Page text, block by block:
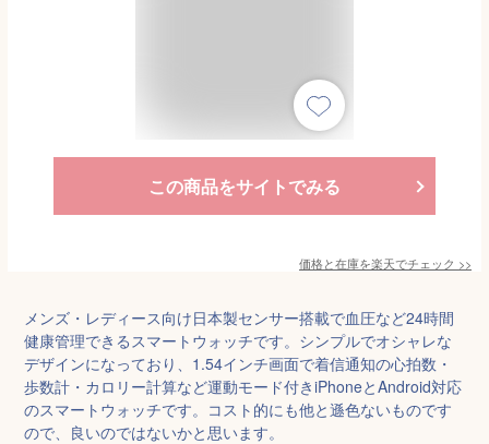
この商品をサイトでみる
価格と在庫を楽天でチェック >>
メンズ・レディース向け日本製センサー搭載で血圧など24時間
健康管理できるスマートウォッチです。シンプルでオシャレな
デザインになっており、1.54インチ画面で着信通知の心拍数・
歩数計・カロリー計算など運動モード付きiPhoneとAndroid対応
のスマートウォッチです。コスト的にも他と遜色ないものです
ので、良いのではないかと思います。